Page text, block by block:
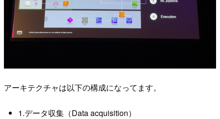
アーキテクチャは以下の構成になってます。
1.データ収集（Data acquisition）